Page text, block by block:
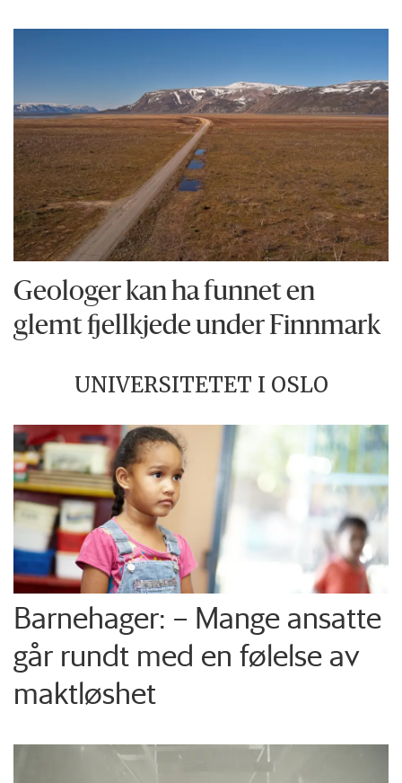
Geologer kan ha funnet en
glemt fjellkjede under Finnmark
UNIVERSITETET I OSLO
Barnehager: – Mange ansatte
går rundt med en følelse av
maktløshet